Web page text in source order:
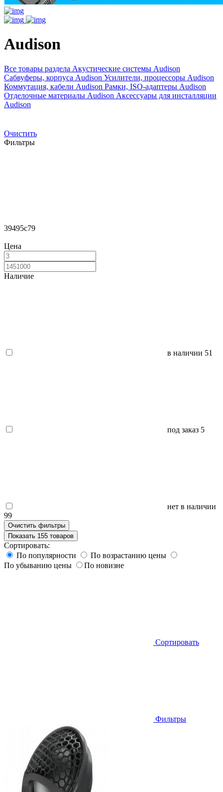
Audison
Все товары раздела Акустические системы Audison
Сабвуферы, корпуса Audison Усилители, процессоры Audison
Коммутация, кабели Audison Рамки, ISO-адаптеры Audison
Отделочные материалы Audison Аксессуары для инсталляции
Audison
Очистить
Фильтры
39495c79
Цена
Наличие
в наличии 51
под заказ 5
нет в наличии
99
Очистить фильтры
Показать 155 товаров
Сортировать:
По популярности
По возрастанию цены
По убыванию цены
По новизне
Сортировать
Фильтры